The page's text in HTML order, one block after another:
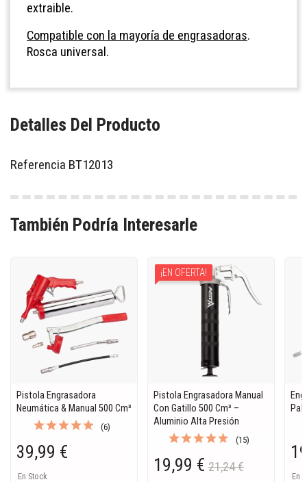
extraible.
Compatible con la mayoría de engrasadoras.
Rosca universal.
Detalles Del Producto
Referencia BT12013
También Podría Interesarle
Pistola Engrasadora
Neumática & Manual 500 Cm³
(6)
39,99 €
En Stock
Pistola Engrasadora Manual
Con Gatillo 500 Cm³ –
Aluminio Alta Presión
(15)
19,99 € 21,24 €
¡EN OFERTA!
En